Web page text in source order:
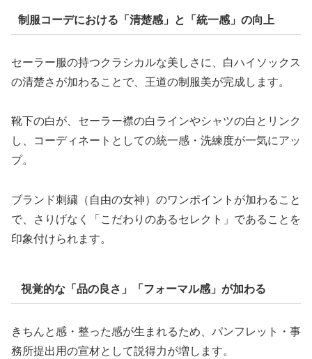
制服コーデにおける「清楚感」と「統一感」の向上
セーラー服の持つクラシカルな美しさに、白ハイソックス
の清楚さが加わることで、王道の制服美が完成します。
靴下の白が、セーラー襟の白ラインやシャツの白とリンク
し、コーディネートとしての統一感・洗練度が一気にアッ
プ。
ブランド刺繍（自由の女神）のワンポイントが加わること
で、さりげなく「こだわりのあるセレクト」であることを
印象付けられます。
視覚的な「品の良さ」「フォーマル感」が加わる
きちんと感・整った感が生まれるため、パンフレット・事
務所提出用の宣材として説得力が増します。